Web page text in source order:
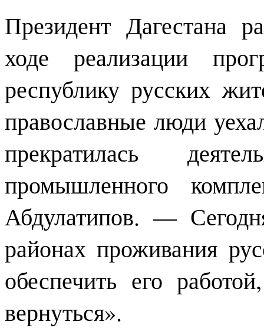
Президент Дагестана
ходе реализации
республику русских
православные люди
прекратилась
промышленного
Абдулатипов. —
районах проживания
обеспечить его
вернуться».